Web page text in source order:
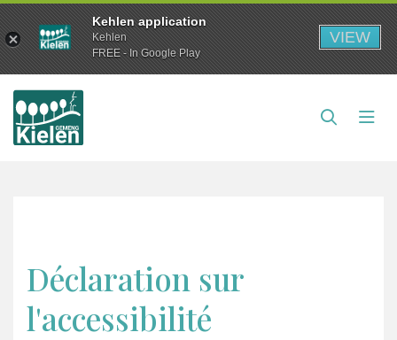
Kehlen application
Kehlen
FREE - In Google Play
VIEW
Déclaration sur
l'accessibilité